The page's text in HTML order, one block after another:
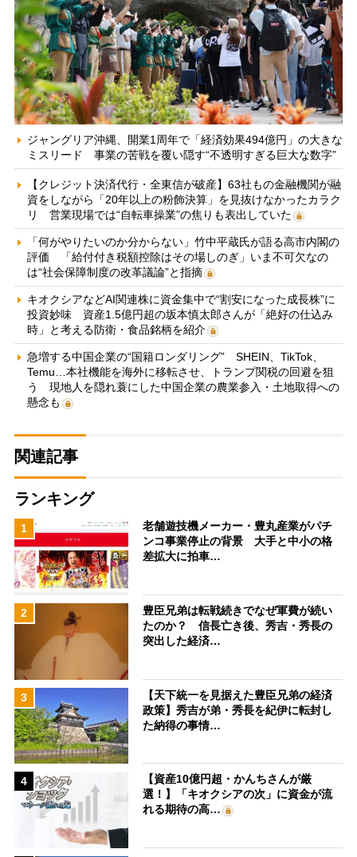
ジャングリア沖縄、開業1周年で「経済効果494億円」の大きな
ミスリード 事業の苦戦を覆い隠す“不透明すぎる巨大な数字”
【クレジット決済代行・全東信が破産】63社もの金融機関が融
資をしながら「20年以上の粉飾決算」を見抜けなかったカラク
リ 営業現場では“自転車操業”の焦りも表出していた
「何がやりたいのか分からない」竹中平蔵氏が語る高市内閣の
評価 「給付付き税額控除はその場しのぎ」いま不可欠なの
は“社会保障制度の改革議論”と指摘
キオクシアなどAI関連株に資金集中で“割安になった成長株”に
投資妙味 資産1.5億円超の坂本慎太郎さんが「絶好の仕込み
時」と考える防衛・食品銘柄を紹介
急増する中国企業の“国籍ロンダリング” SHEIN、TikTok、
Temu…本社機能を海外に移転させ、トランプ関税の回避を狙
う 現地人を隠れ蓑にした中国企業の農業参入・土地取得への
懸念も
関連記事
ランキング
1
老舗遊技機メーカー・豊丸産業がパチ
ンコ事業停止の背景 大手と中小の格
差拡大に拍車…
2
豊臣兄弟は転戦続きでなぜ軍費が続い
たのか？ 信長亡き後、秀吉・秀長の
突出した経済…
3
【天下統一を見据えた豊臣兄弟の経済
政策】秀吉が弟・秀長を紀伊に転封し
た納得の事情…
4
【資産10億円超・かんちさんが厳
選！】「キオクシアの次」に資金が流
れる期待の高…